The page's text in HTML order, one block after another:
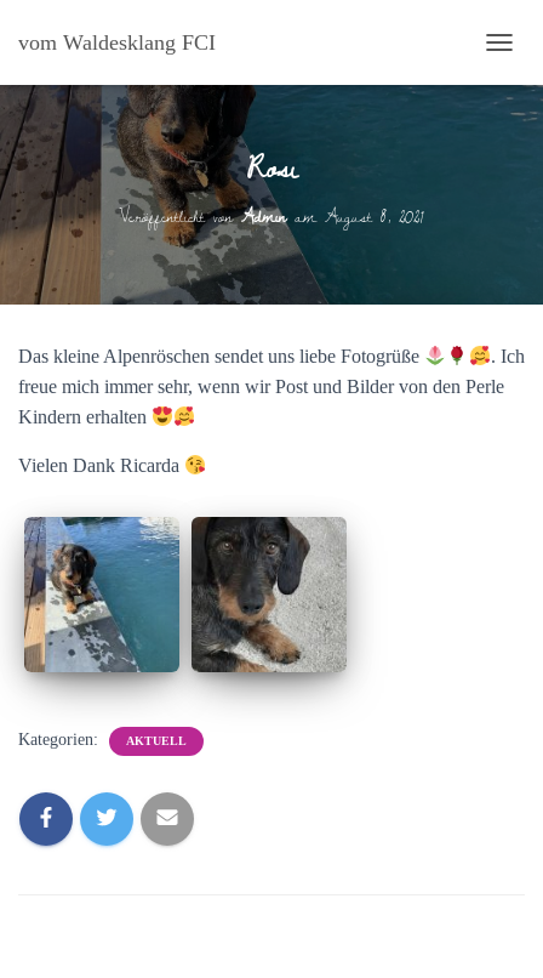
vom Waldesklang FCI
A
C
H
Rosi
Veröffentlicht vonAdminam August 8, 2021
Das kleine Alpenröschen sendet uns liebe Fotogrüße
. Ich
freue mich immer sehr, wenn wir Post und Bilder von den Perle
Kindern erhalten
Vielen Dank Ricarda
Kategorien: AKTUELL